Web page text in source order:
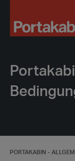
PORTAKABIN -